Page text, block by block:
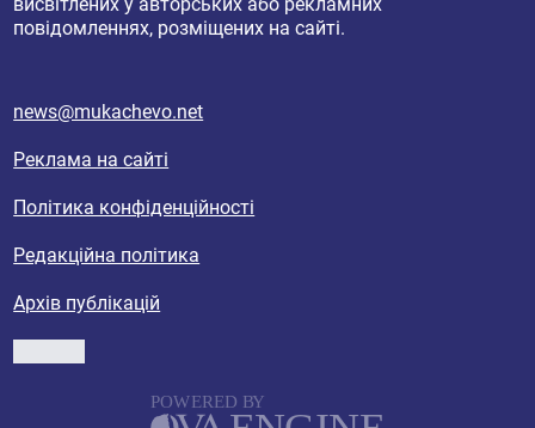
повідомленнях, розміщених на сайті.
news@mukachevo.net
Реклама на сайті
Політика конфіденційності
Редакційна політика
Архів публікацій